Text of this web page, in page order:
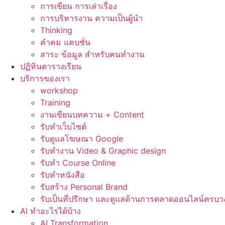
การเขียน การเล่าเรื่อง
การบริหารงาน ความเป็นผู้นำ
Thinking
คำคม แคบชั่น
สาระ ข้อมูล สำหรับคนทำงาน
ปฏิทินตารางเรียน
บริการของเรา
workshop
Training
งานเขียนบทความ + Content
รับทำเว็บไซต์
รับดูแลโฆษณา Google
รับทำงาน Video & Graphic design
รับทำ Course Online
รับทำหนังสือ
รับสร้าง Personal Brand
รับเป็นที่ปรึกษา และดูแลด้านการตลาดออนไลน์ครบว
AI ทำอะไรได้บ้าง
AI Transformation